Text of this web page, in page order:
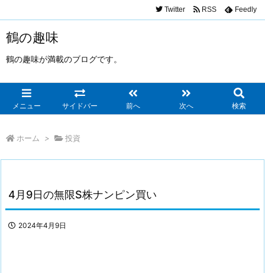
鶴の趣味
鶴の趣味が満載のブログです。
メニュー サイドバー 前へ 次へ 検索
Twitter RSS Feedly
ホーム > 投資
4月9日の無限S株ナンピン買い
2024年4月9日